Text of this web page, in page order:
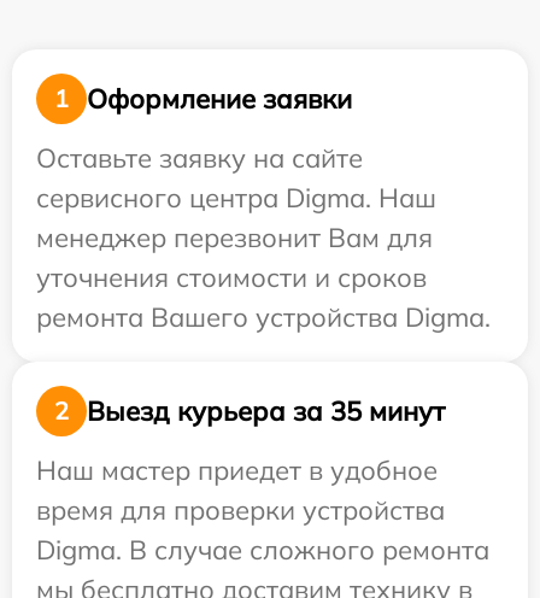
1
Оформление заявки
Оставьте заявку на сайте
сервисного центра Digma. Наш
менеджер перезвонит Вам для
уточнения стоимости и сроков
ремонта Вашего устройства Digma.
2
Выезд курьера за 35 минут
Наш мастер приедет в удобное
время для проверки устройства
Digma. В случае сложного ремонта
мы бесплатно доставим технику в